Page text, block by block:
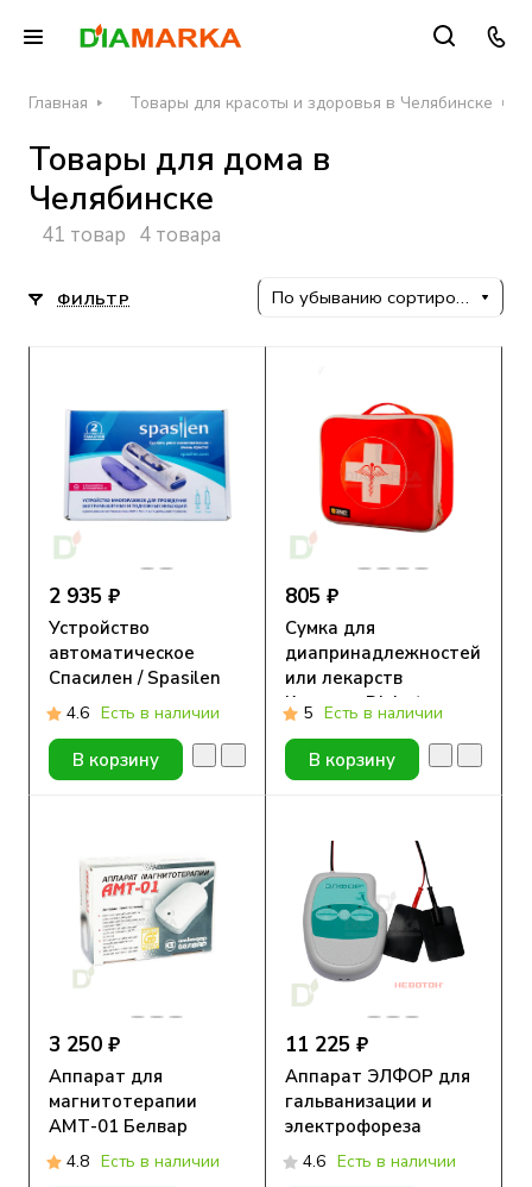
Главная Товары для красоты и здоровья в Челябинске
Товары для дома в
Челябинске
41 товар 4 товара
ФИЛЬТР По убыванию сортировки
2 935 ₽
Устройство
автоматическое
Спасилен / Spasilen
для
самостоятельного
проведения инъекций
4.6 Есть в наличии
В корзину
805 ₽
Сумка для
диапринадлежностей
или лекарств
Красная, Diabet-
aksessuar
5 Есть в наличии
В корзину
3 250 ₽
Аппарат для
магнитотерапии
АМТ-01 Белвар
4.8 Есть в наличии
11 225 ₽
Аппарат ЭЛФОР для
гальванизации и
электрофореза
4.6 Есть в наличии